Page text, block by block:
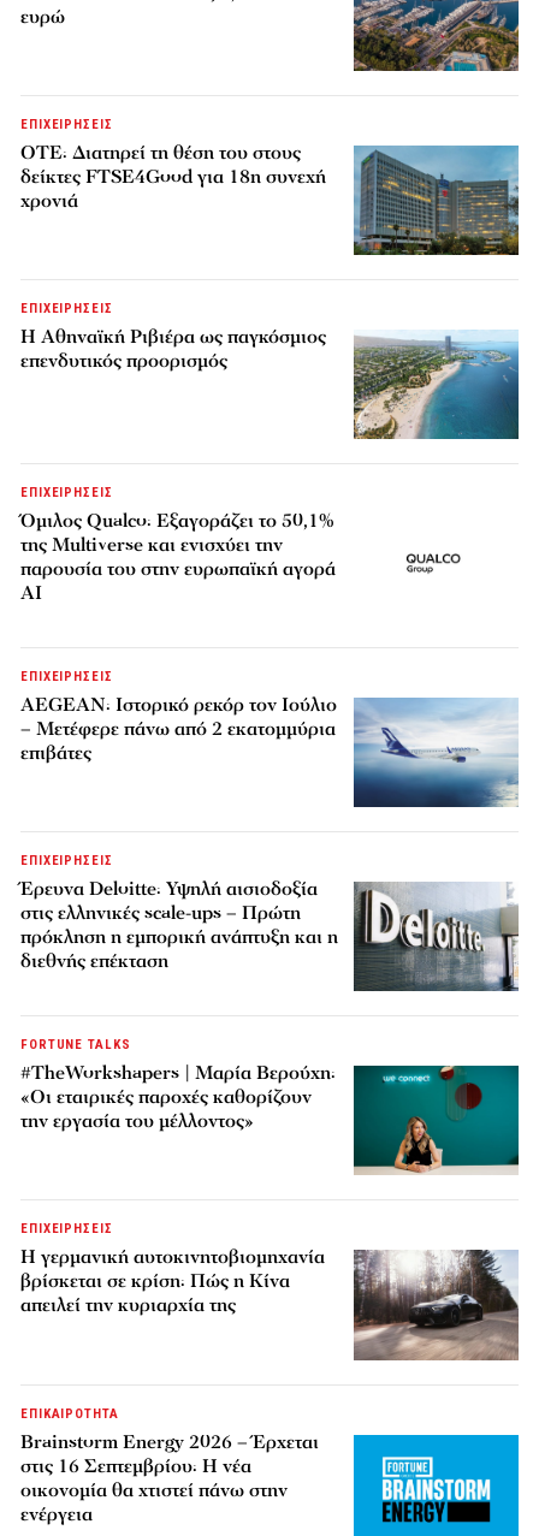
ευρώ
ΕΠΙΧΕΙΡΗΣΕΙΣ
ΟΤΕ: Διατηρεί τη θέση του στους
δείκτες FTSE4Good για 18η συνεχή
χρονιά
ΕΠΙΧΕΙΡΗΣΕΙΣ
Η Αθηναϊκή Ριβιέρα ως παγκόσμιος
επενδυτικός προορισμός
ΕΠΙΧΕΙΡΗΣΕΙΣ
Όμιλος Qualco: Εξαγοράζει το 50,1%
της Multiverse και ενισχύει την
παρουσία του στην ευρωπαϊκή αγορά
AI
ΕΠΙΧΕΙΡΗΣΕΙΣ
AEGEAN: Ιστορικό ρεκόρ τον Ιούλιο
– Μετέφερε πάνω από 2 εκατομμύρια
επιβάτες
ΕΠΙΧΕΙΡΗΣΕΙΣ
Έρευνα Deloitte: Υψηλή αισιοδοξία
στις ελληνικές scale-ups – Πρώτη
πρόκληση η εμπορική ανάπτυξη και η
διεθνής επέκταση
FORTUNE TALKS
#TheWorkshapers | Μαρία Βερούχη:
«Οι εταιρικές παροχές καθορίζουν
την εργασία του μέλλοντος»
ΕΠΙΧΕΙΡΗΣΕΙΣ
Η γερμανική αυτοκινητοβιομηχανία
βρίσκεται σε κρίση: Πώς η Κίνα
απειλεί την κυριαρχία της
ΕΠΙΚΑΙΡΟΤΗΤΑ
Brainstorm Energy 2026 – Έρχεται
στις 16 Σεπτεμβρίου: Η νέα
οικονομία θα χτιστεί πάνω στην
ενέργεια